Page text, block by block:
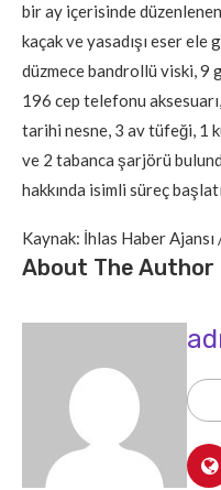
bir ay içerisinde
kaçak ve yasadışı eser
düzmece bandrollü viski, 9
196 cep telefonu
tarihi nesne, 3 av tüfeği, 1
ve 2 tabanca şarjörü
hakkında isimli süreç
Kaynak: İhlas Haber Ajansı
About The Author